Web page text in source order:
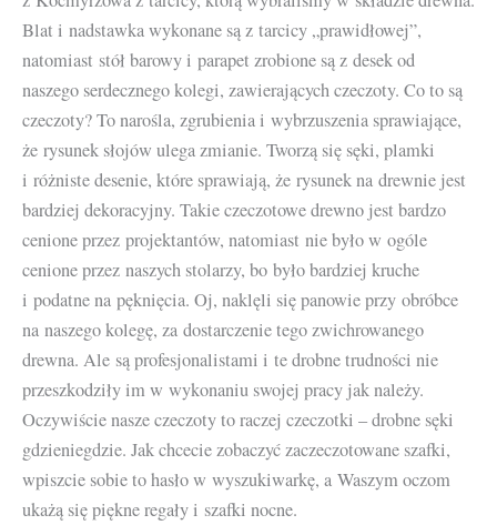
Blat i nadstawka wykonane są z tarcicy „prawidłowej”,
natomiast stół barowy i parapet zrobione są z desek od
naszego serdecznego kolegi, zawierających czeczoty. Co to są
czeczoty? To narośla, zgrubienia i wybrzuszenia sprawiające,
że rysunek słojów ulega zmianie. Tworzą się sęki, plamki
i różniste desenie, które sprawiają, że rysunek na drewnie jest
bardziej dekoracyjny. Takie czeczotowe drewno jest bardzo
cenione przez projektantów, natomiast nie było w ogóle
cenione przez naszych stolarzy, bo było bardziej kruche
i podatne na pęknięcia. Oj, naklęli się panowie przy obróbce
na naszego kolegę, za dostarczenie tego zwichrowanego
drewna. Ale są profesjonalistami i te drobne trudności nie
przeszkodziły im w wykonaniu swojej pracy jak należy.
Oczywiście nasze czeczoty to raczej czeczotki – drobne sęki
gdzieniegdzie. Jak chcecie zobaczyć zaczeczotowane szafki,
wpiszcie sobie to hasło w wyszukiwarkę, a Waszym oczom
ukażą się piękne regały i szafki nocne.